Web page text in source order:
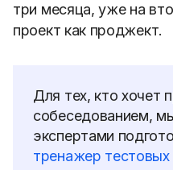
три месяца, уже на
проект как проджект.
Для тех, кто хочет
собеседованием,
экспертами
тренажер тестовых